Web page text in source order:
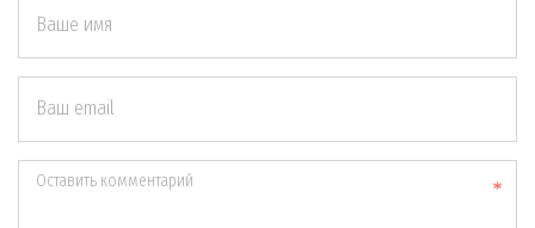
Ваше имя
Ваш email
Оставить комментарий